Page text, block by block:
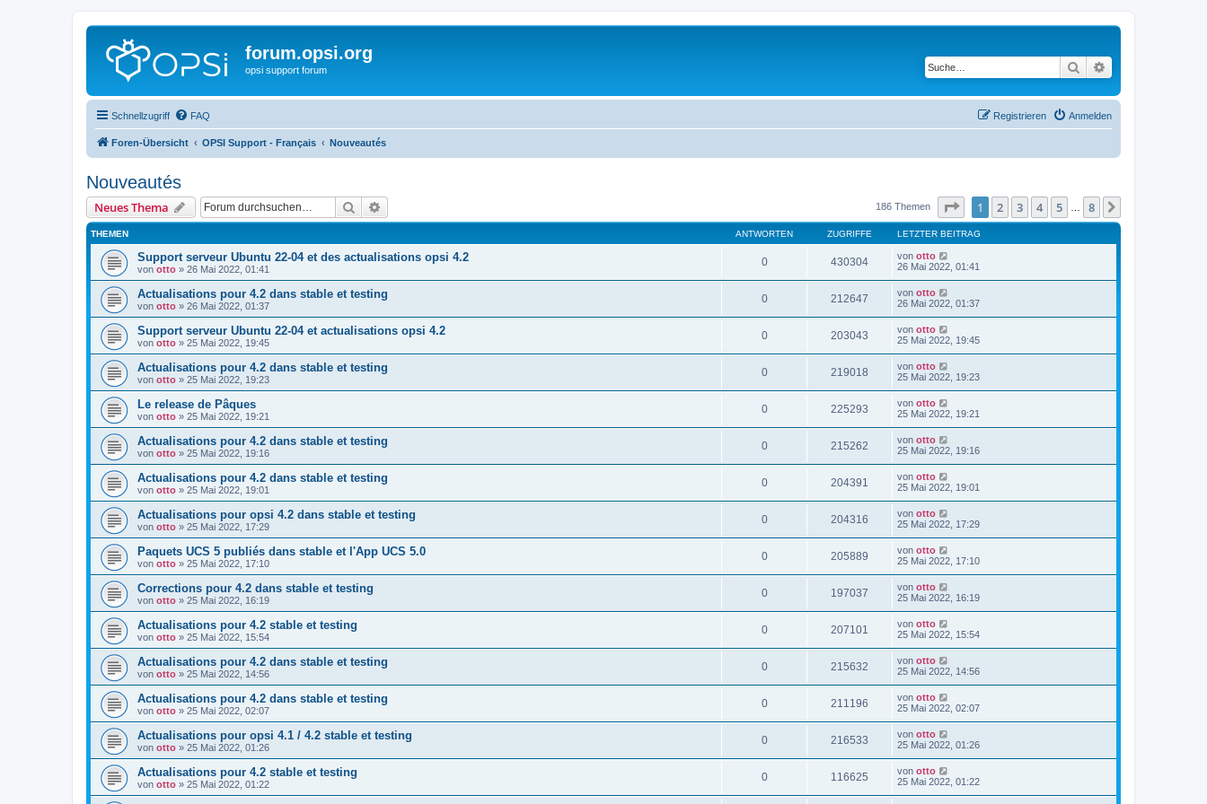
forum.opsi.org
opsi support forum Suche
Schnellzugriff FAQ Anmelden
Registrieren
Foren-Übersicht OPSI Support - Français Nouveautés
Nouveautés
Neues Thema Suche 186 Themen Seite von8
1 2 3 4 5 8
THEMEN ANTWORTEN ZUGRIFFE LETZTER BEITRAG
Support serveur Ubuntu 22-04 et des actualisations opsi 4.2
von otto » 26 Mai 2022, 01:41
0 430304 von otto
26 Mai 2022, 01:41
Actualisations pour 4.2 dans stable et testing
von otto » 26 Mai 2022, 01:37
0 212647 von otto
26 Mai 2022, 01:37
Support serveur Ubuntu 22-04 et actualisations opsi 4.2
von otto » 25 Mai 2022, 19:45
0 203043 von otto
25 Mai 2022, 19:45
Actualisations pour 4.2 dans stable et testing
von otto » 25 Mai 2022, 19:23
0 219018 von otto
25 Mai 2022, 19:23
Le release de Pâques
von otto » 25 Mai 2022, 19:21
0 225293 von otto
25 Mai 2022, 19:21
Actualisations pour 4.2 dans stable et testing
von otto » 25 Mai 2022, 19:16
0 215262 von otto
25 Mai 2022, 19:16
Actualisations pour 4.2 dans stable et testing
von otto » 25 Mai 2022, 19:01
0 204391 von otto
25 Mai 2022, 19:01
Actualisations pour opsi 4.2 dans stable et testing
von otto » 25 Mai 2022, 17:29
0 204316 von otto
25 Mai 2022, 17:29
Paquets UCS 5 publiés dans stable et l'App UCS 5.0
von otto » 25 Mai 2022, 17:10
0 205889 von otto
25 Mai 2022, 17:10
Corrections pour 4.2 dans stable et testing
von otto » 25 Mai 2022, 16:19
0 197037 von otto
25 Mai 2022, 16:19
Actualisations pour 4.2 stable et testing
von otto » 25 Mai 2022, 15:54
0 207101 von otto
25 Mai 2022, 15:54
Actualisations pour 4.2 dans stable et testing
von otto » 25 Mai 2022, 14:56
0 215632 von otto
25 Mai 2022, 14:56
Actualisations pour 4.2 dans stable et testing
von otto » 25 Mai 2022, 02:07
0 211196 von otto
25 Mai 2022, 02:07
Actualisations pour opsi 4.1 / 4.2 stable et testing
von otto » 25 Mai 2022, 01:26
0 216533 von otto
25 Mai 2022, 01:26
Actualisations pour 4.2 stable et testing
von otto » 25 Mai 2022, 01:22
0 116625 von otto
25 Mai 2022, 01:22